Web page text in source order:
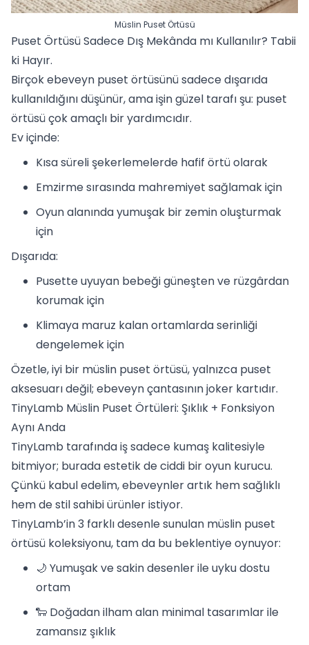
Müslin Puset Örtüsü
Puset Örtüsü Sadece Dış Mekânda mı Kullanılır? Tabii
ki Hayır.
Birçok ebeveyn puset örtüsünü sadece dışarıda
kullanıldığını düşünür, ama işin güzel tarafı şu: puset
örtüsü çok amaçlı bir yardımcıdır.
Ev içinde:
Kısa süreli şekerlemelerde hafif örtü olarak
Emzirme sırasında mahremiyet sağlamak için
Oyun alanında yumuşak bir zemin oluşturmak
için
Dışarıda:
Pusette uyuyan bebeği güneşten ve rüzgârdan
korumak için
Klimaya maruz kalan ortamlarda serinliği
dengelemek için
Özetle, iyi bir müslin puset örtüsü, yalnızca puset
aksesuarı değil; ebeveyn çantasının joker kartıdır.
TinyLamb Müslin Puset Örtüleri: Şıklık + Fonksiyon
Aynı Anda
TinyLamb tarafında iş sadece kumaş kalitesiyle
bitmiyor; burada estetik de ciddi bir oyun kurucu.
Çünkü kabul edelim, ebeveynler artık hem sağlıklı
hem de stil sahibi ürünler istiyor.
TinyLamb’in 3 farklı desenle sunulan müslin puset
örtüsü koleksiyonu, tam da bu beklentiye oynuyor:
🌙 Yumuşak ve sakin desenler ile uyku dostu
ortam
🐑 Doğadan ilham alan minimal tasarımlar ile
zamansız şıklık